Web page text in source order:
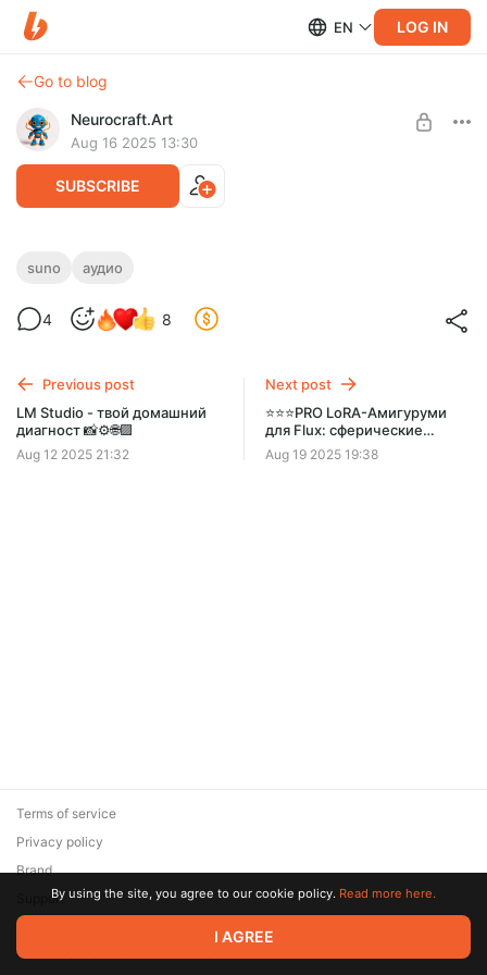
EN LOG IN
Go to blog
Neurocraft.Art
Aug 16 2025 13:30
SUBSCRIBE
Секрет блогеров. Или где берут музыку,
НЕЙРО-КРАФТЕР
suno аудио
4 8
Previous post
LM Studio - твой домашний
диагност 📸⚙️🌐🟪
Aug 12 2025 21:32
Next post
⭐⭐⭐PRO LoRA-Амигуруми
для Flux: сферические
вязаные игрушки с сотней
декор-идей ⚙️💫💎💰
Aug 19 2025 19:38
© 2026 Zaya Solutions Limited. All rights reserved. All trademarks
are the property of their respective owners.
Terms of service
Privacy policy
Brand
SupportBy using the site, you agree to our cookie policy. Read more here.
I AGREE